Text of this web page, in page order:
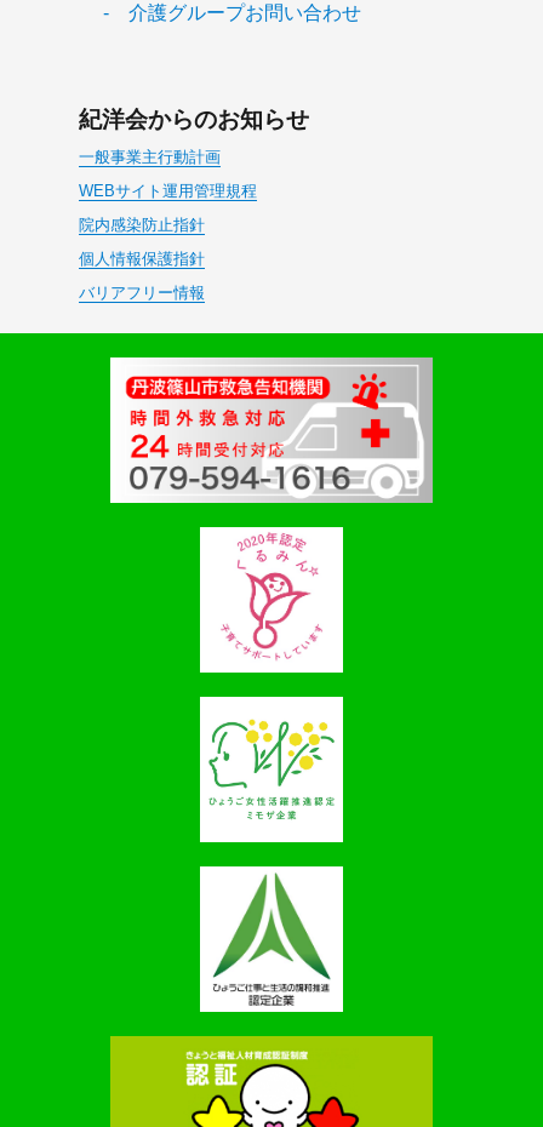
- 介護グループお問い合わせ
紀洋会からのお知らせ
一般事業主行動計画
WEBサイト運用管理規程
院内感染防止指針
個人情報保護指針
バリアフリー情報